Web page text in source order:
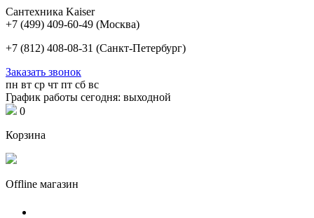
Сантехника Kaiser
+7 (499) 409-60-49 (Москва)
+7 (812) 408-08-31 (Санкт-Петербург)
Заказать звонок
пн вт ср чт пт сб вс
График работы сегодня: выходной
0
Корзина
Offline магазин